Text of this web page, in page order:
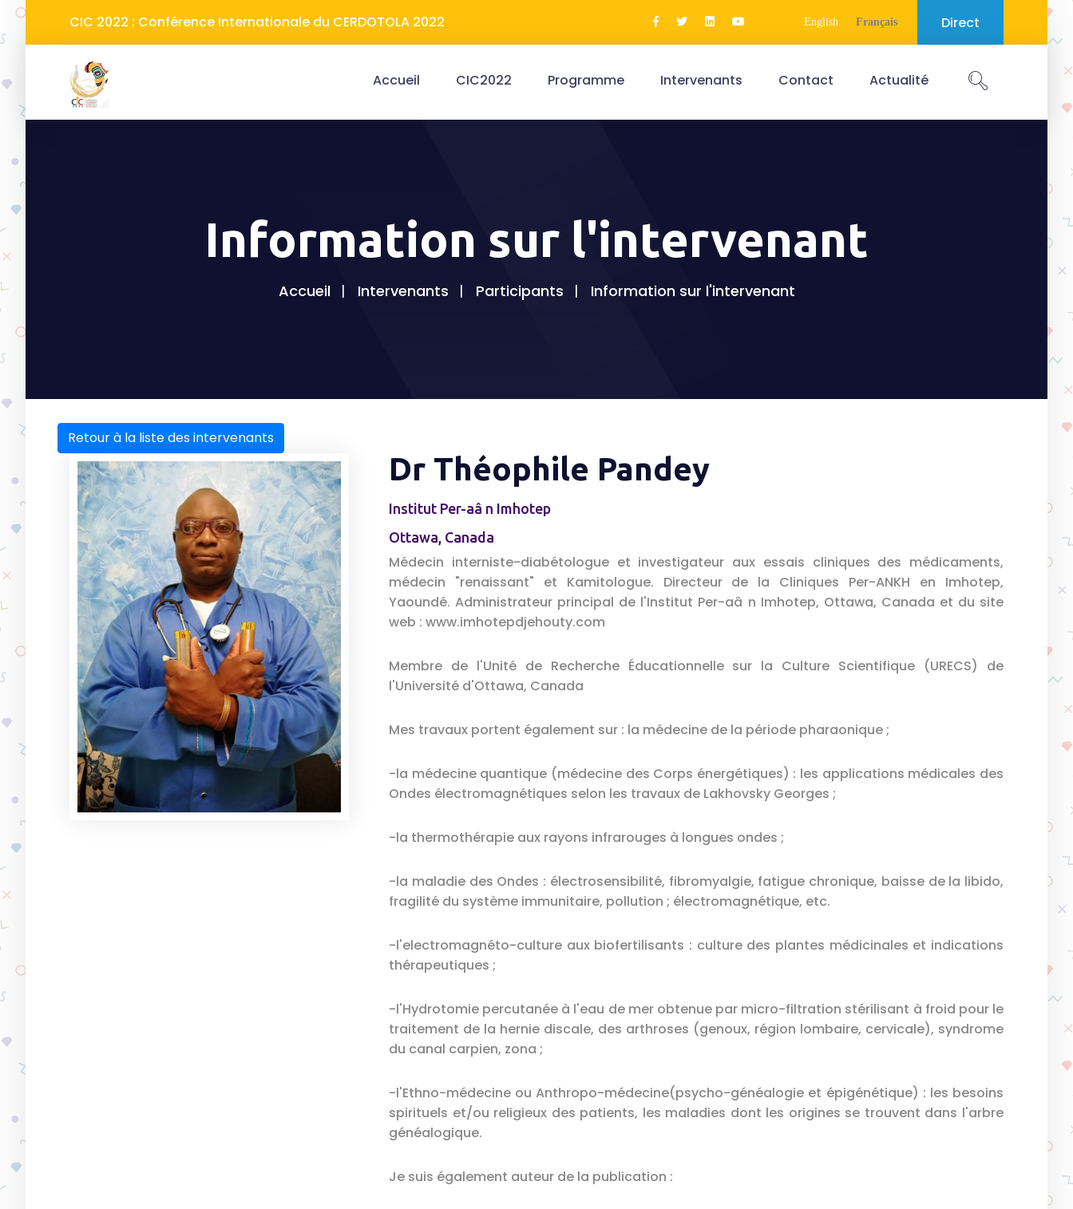
CIC 2022 : Conférence Internationale du CERDOTOLA 2022 English Français Direct
Accueil CIC2022 Programme Intervenants Contact Actualité
Information sur l'intervenant
Accueil Intervenants Participants Information sur l'intervenant
Retour à la liste des intervenants
Dr Théophile Pandey
Institut Per-aâ n Imhotep
Ottawa, Canada
Médecin interniste-diabétologue et investigateur aux essais cliniques des médicaments,
médecin "renaissant" et Kamitologue. Directeur de la Cliniques Per-ANKH en Imhotep,
Yaoundé. Administrateur principal de l'Institut Per-aâ n Imhotep, Ottawa, Canada et du site
web : www.imhotepdjehouty.com
Membre de l'Unité de Recherche Éducationnelle sur la Culture Scientifique (URECS) de
l'Université d'Ottawa, Canada
Mes travaux portent également sur : la médecine de la période pharaonique ;
-la médecine quantique (médecine des Corps énergétiques) : les applications médicales des
Ondes électromagnétiques selon les travaux de Lakhovsky Georges ;
-la thermothérapie aux rayons infrarouges à longues ondes ;
-la maladie des Ondes : électrosensibilité, fibromyalgie, fatigue chronique, baisse de la libido,
fragilité du système immunitaire, pollution ; électromagnétique, etc.
-l'electromagnéto-culture aux biofertilisants : culture des plantes médicinales et indications
thérapeutiques ;
-l'Hydrotomie percutanée à l'eau de mer obtenue par micro-filtration stérilisant à froid pour le
traitement de la hernie discale, des arthroses (genoux, région lombaire, cervicale), syndrome
du canal carpien, zona ;
-l'Ethno-médecine ou Anthropo-médecine(psycho-généalogie et épigénétique) : les besoins
spirituels et/ou religieux des patients, les maladies dont les origines se trouvent dans l'arbre
généalogique.
Je suis également auteur de la publication :